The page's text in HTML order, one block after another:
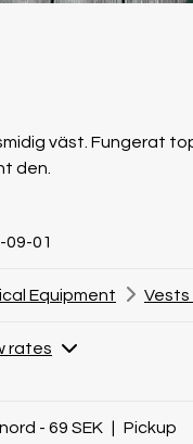
väst. Fungerat
den.
09-01
Equipment Vests
rates
- 69 SEK Pickup